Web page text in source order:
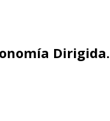
Dirigida.